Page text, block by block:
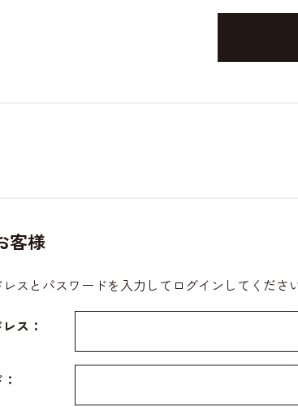
客様
スとパスワードを入力してログインしてください
ス：